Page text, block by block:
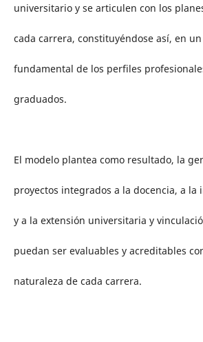
universitario y se articulen con los
cada carrera, constituyéndose así, en
fundamental de los perfiles
graduados.
El modelo plantea como resultado, la
proyectos integrados a la docencia, a la
y a la extensión universitaria y
puedan ser evaluables y acreditables
naturaleza de cada carrera.